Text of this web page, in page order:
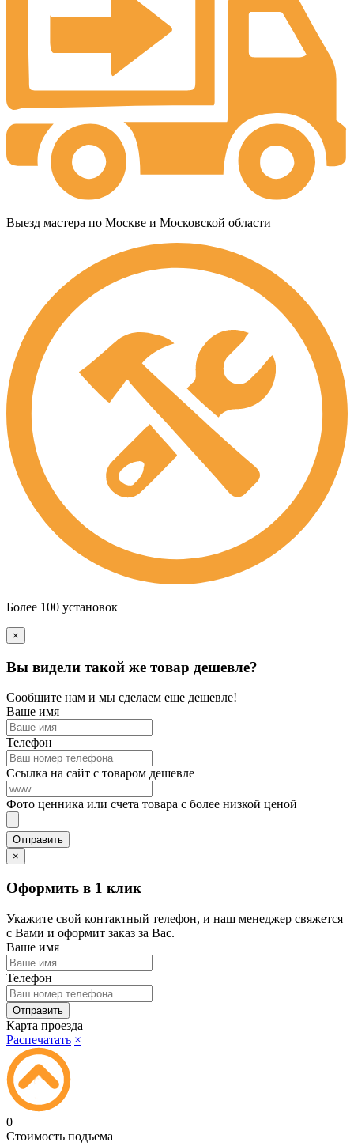
Выезд мастера по Москве и Московской области
Более 100 установок
×
Вы видели такой же товар дешевле?
Сообщите нам и мы сделаем еще дешевле!
Ваше имя
Телефон
Ссылка на сайт с товаром дешевле
Фото ценника или счета товара с более низкой ценой
×
Оформить в 1 клик
Укажите свой контактный телефон, и наш менеджер свяжется
с Вами и оформит заказ за Вас.
Ваше имя
Телефон
Карта проезда
Распечатать ×
0
Стоимость подъема